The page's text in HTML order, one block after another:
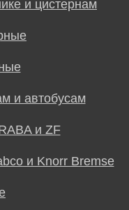
и цистернам
и автобусам
и ZF
и Knorr Bremse